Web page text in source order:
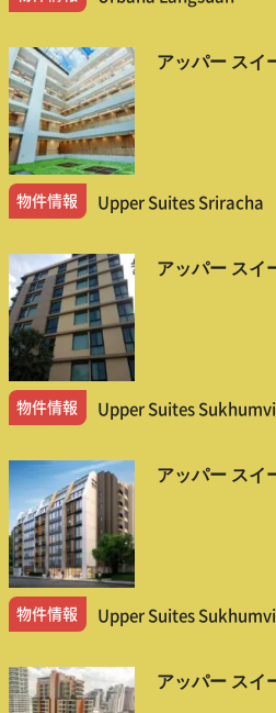
アッパー スイ
物件情報 Upper Suites Sriracha
アッパー スイ
物件情報 Upper Suites
アッパー スイ
物件情報 Upper Suites
アッパー スイ